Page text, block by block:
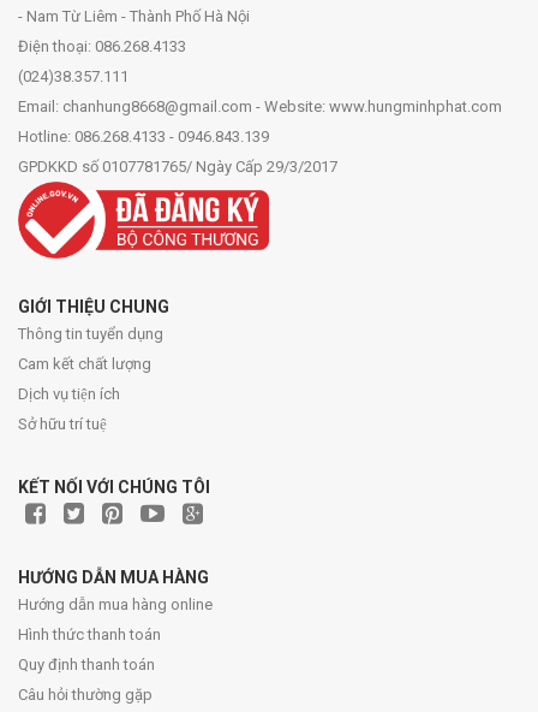
- Nam Từ Liêm - Thành Phố Hà Nội
Điện thoại: 086.268.4133
(024)38.357.111
Email: chanhung8668@gmail.com - Website: www.hungminhphat.com
Hotline: 086.268.4133 - 0946.843.139
GPDKKD số 0107781765/ Ngày Cấp 29/3/2017
GIỚI THIỆU CHUNG
Thông tin tuyển dụng
Cam kết chất lượng
Dịch vụ tiện ích
Sở hữu trí tuệ
KẾT NỐI VỚI CHÚNG TÔI
HƯỚNG DẪN MUA HÀNG
Hướng dẫn mua hàng online
Hình thức thanh toán
Quy định thanh toán
Câu hỏi thường gặp